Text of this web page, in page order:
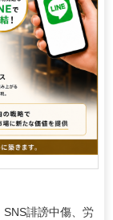
誹謗中傷、労